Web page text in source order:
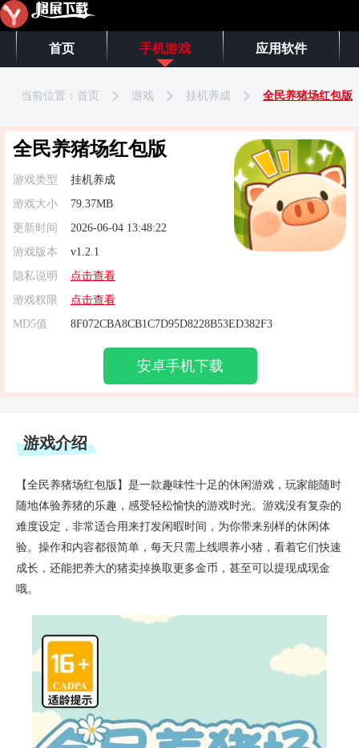
首页 手机游戏 应用软件
当前位置： 首页 游戏 挂机养成 全民养猪场红包版
全民养猪场红包版
游戏类型
挂机养成
游戏大小
79.37MB
更新时间
2026-06-04 13:48:22
游戏版本
v1.2.1
隐私说明
点击查看
游戏权限
点击查看
MD5值
8F072CBA8CB1C7D95D8228B53ED382F3
安卓手机下载
游戏介绍
【全民养猪场红包版】是一款趣味性十足的休闲游戏，玩家能随时
随地体验养猪的乐趣，感受轻松愉快的游戏时光。游戏没有复杂的
难度设定，非常适合用来打发闲暇时间，为你带来别样的休闲体
验。操作和内容都很简单，每天只需上线喂养小猪，看着它们快速
成长，还能把养大的猪卖掉换取更多金币，甚至可以提现成现金
哦。